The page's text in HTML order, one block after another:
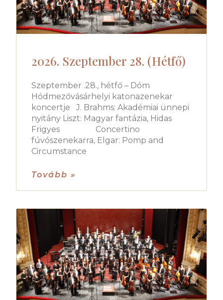
2026. Szeptember 28. (Hétfő)
Szeptember .28., hétfő – Dóm
Hódmezővásárhelyi katonazenekar
koncertje J. Brahms: Akadémiai ünnepi
nyitány Liszt: Magyar fantázia, Hidas
Frigyes Concertino
fúvószenekarra, Elgar: Pomp and
Circumstance
Tovább »